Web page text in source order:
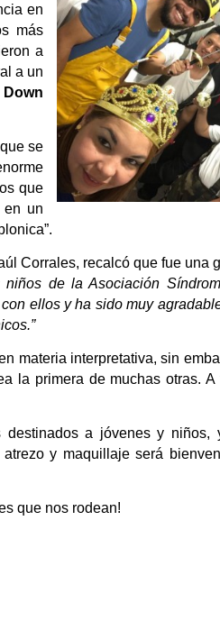
en
más
a
a un
se
que
en un
Corrales, recalcó que fue una
de la Asociación
ellos y ha sido muy
materia interpretativa, sin
la primera de muchas otras. A
destinados a jóvenes y
y maquillaje será
que nos rodean!